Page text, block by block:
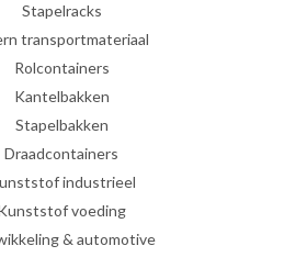
Stapelracks
transportmateriaal
Rolcontainers
Kantelbakken
Stapelbakken
Draadcontainers
industrieel
voeding
& automotive